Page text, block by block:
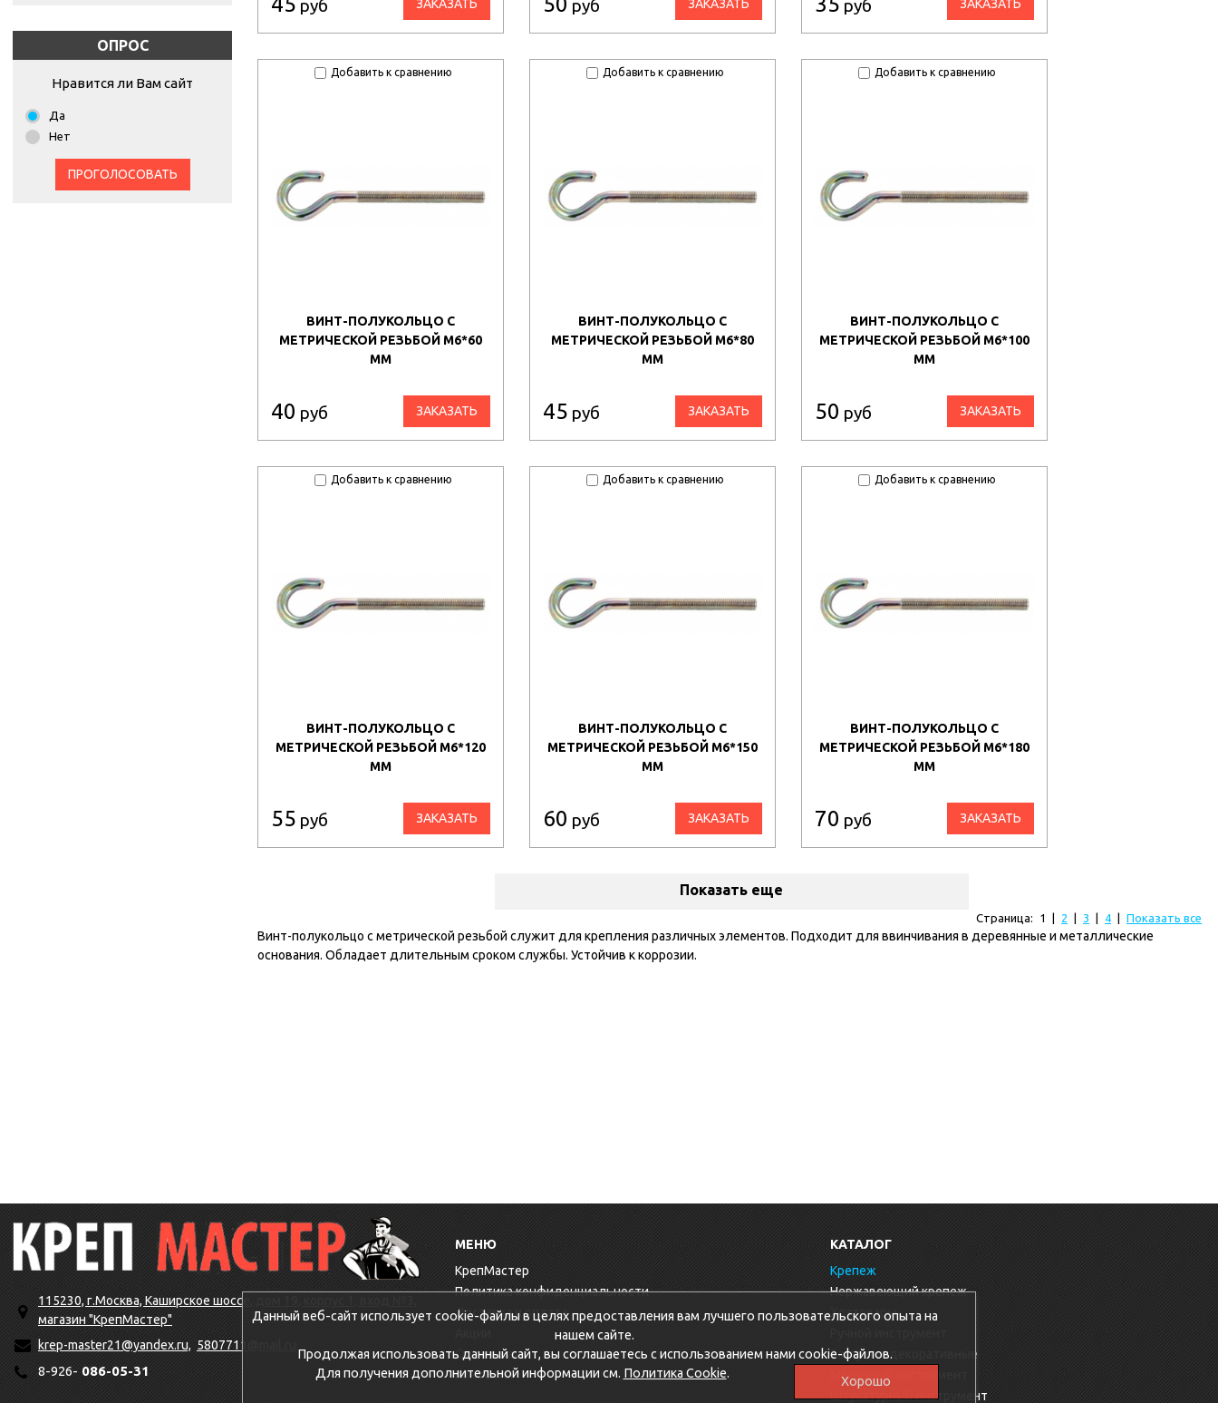
ОПРОС
Нравится ли Вам сайт
Да
Нет
ПРОГОЛОСОВАТЬ
руб ЗАКАЗАТЬ руб ЗАКАЗАТЬ руб ЗАКАЗАТЬ
Добавить к сравнению
ВИНТ-ПОЛУКОЛЬЦО С
МЕТРИЧЕСКОЙ РЕЗЬБОЙ М6*60
ММ
40 руб ЗАКАЗАТЬ
Добавить к сравнению
ВИНТ-ПОЛУКОЛЬЦО С
МЕТРИЧЕСКОЙ РЕЗЬБОЙ М6*80
ММ
45 руб ЗАКАЗАТЬ
Добавить к сравнению
ВИНТ-ПОЛУКОЛЬЦО С
МЕТРИЧЕСКОЙ РЕЗЬБОЙ М6*100
ММ
50 руб ЗАКАЗАТЬ
Добавить к сравнению
ВИНТ-ПОЛУКОЛЬЦО С
МЕТРИЧЕСКОЙ РЕЗЬБОЙ М6*120
ММ
55 руб ЗАКАЗАТЬ
Добавить к сравнению
ВИНТ-ПОЛУКОЛЬЦО С
МЕТРИЧЕСКОЙ РЕЗЬБОЙ М6*150
ММ
60 руб ЗАКАЗАТЬ
Добавить к сравнению
ВИНТ-ПОЛУКОЛЬЦО С
МЕТРИЧЕСКОЙ РЕЗЬБОЙ М6*180
ММ
70 руб ЗАКАЗАТЬ
Показать еще
Страница: 1 2 3 4 Показать все
Винт-полукольцо с метрической резьбой служит для крепления различных элементов. Подходит для ввинчивания в деревянные и металлические
основания. Обладает длительным сроком службы. Устойчив к коррозии.
115230, г.Москва, Каширское шоссе, дом 19, корпус 1, вход №3,
магазин "КрепМастер"
krep-master21@yandex.ru, 5807711@mail.ru
8-926-086-05-31
МЕНЮ
КрепМастер
Политика конфиденциальности
Доставка и оплата
Оптовикам
Контакты
КАТАЛОГ
Крепеж
Нержавеющий крепеж
Хозтовары
Заглушки декоративные
Малярный инструмент
Штукатурный инструмент
Данный веб-сайт использует cookie-файлы в целях предоставления вам лучшего пользовательского опыта на
нашем сайте.
Продолжая использовать данный сайт, вы соглашаетесь с использованием нами cookie-файлов.
Для получения дополнительной информации см. Политика Cookie.
Хорошо